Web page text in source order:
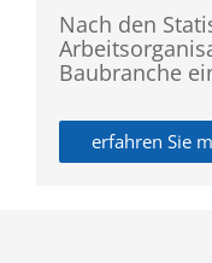
Nach den
Baubranche
die SMB
gebracht, die
erfahren Sie